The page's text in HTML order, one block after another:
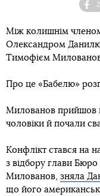
2
Між колишнім
Олександром
Тимофієм
Про це «Бабелю»
Милованов прийшов
чоловіки й почали
Конфлікт стався на
з відбору глави
Милованов, зняла
що його